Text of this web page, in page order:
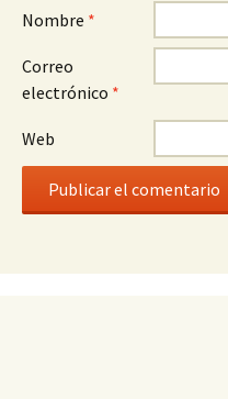
Nombre *
Correo
electrónico *
Web